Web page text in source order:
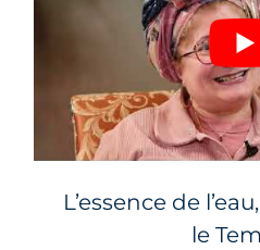
L’essence de
le